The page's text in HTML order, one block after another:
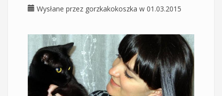
Wysłane przez gorzkakokoszka w 01.03.2015